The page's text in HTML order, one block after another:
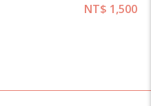
NT$ 1,500